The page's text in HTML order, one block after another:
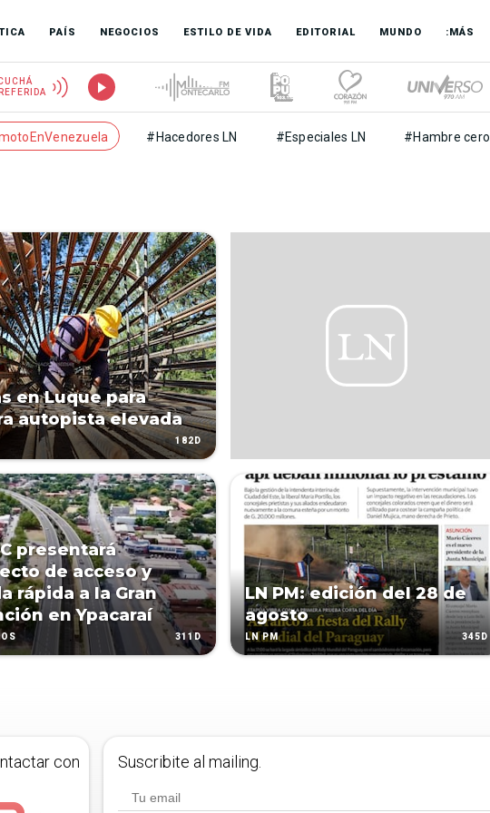
PAÍS NEGOCIOS ESTILO DE VIDA EDITORIAL MUNDO :MÁS
#Hacedores LN #Especiales LN #Hambre cero
en Luque para
autopista elevada
182D
presentará
de acceso y
rápida a la Gran
en Ypacaraí
311D
LN PM: edición del 28 de
agosto
LN PM 345D
con
Suscribite al mailing.